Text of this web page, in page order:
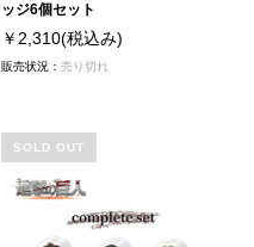
ッジ6個セット
￥2,310(税込み)
販売状況：売り切れ
SOLD OUT